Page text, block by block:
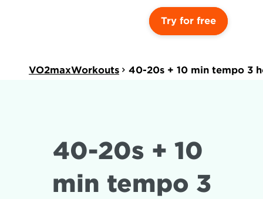
Try for free
VO2maxWorkouts 40-20s + 10 min tempo 3
40-20s + 10
min tempo 3